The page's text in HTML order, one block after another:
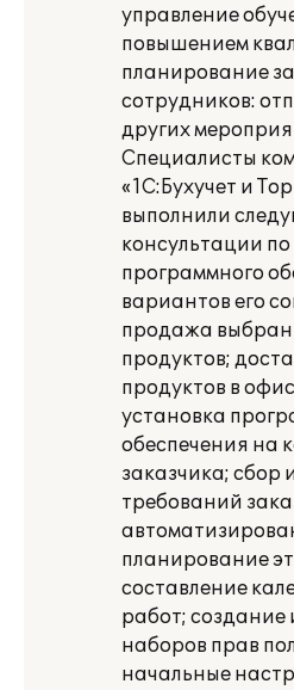
управление
повышением
планирование
сотрудников:
других
Специалисты
«1С:Бухучет и
выполнили
консультации
программного
вариантов его
продажа
продуктов;
продуктов в
установка
обеспечения на
заказчика; сбор
требований
планирование
составление
работ; создание
наборов прав
начальные